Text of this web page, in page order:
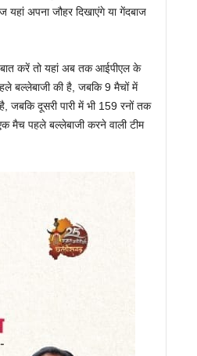
यहां अपना जौहर दिखाएंगे या गेंदबाज
बात करें तो यहां अब तक आईपीएल के
बल्लेबाजी की है, जबकि 9 मैचों में
जबकि दूसरी पारी में भी 159 रनों तक
मैच पहले बल्लेबाजी करने वाली टीम